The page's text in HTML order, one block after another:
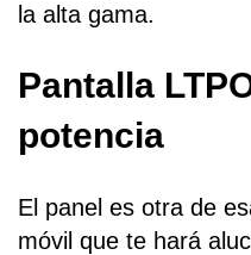
la alta gama.
Pantalla
potencia
El panel es otra de
móvil que te hará